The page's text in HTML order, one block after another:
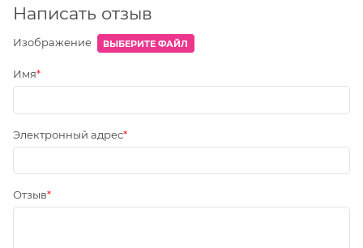
Написать отзыв
Изображение ВЫБЕРИТЕ ФАЙЛ
Имя
Электронный адрес
Отзыв